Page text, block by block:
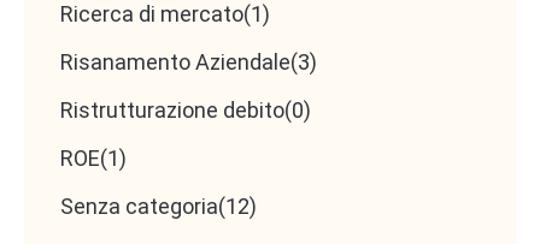
differenziarsi dalla concorrenza, di rispondere in
maniera più efficace alle esigenze dei clienti e di
creare vantaggi competitivi duraturi.
Migliorare la governance aziendale rappresenta
ulteriormente un tassello fondamentale. Una
struttura organizzativa ben definita e trasparente,
Ricerca di mercato(1)
Risanamento Aziendale(3)
Ristrutturazione debito(0)
ROE(1)
Senza categoria(12)